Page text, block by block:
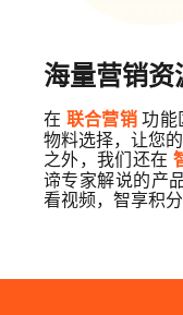
海量营销资
在 联合营销 功能
物料选择，让您
之外，我们还在
谛专家解说的产
看视频，智享积